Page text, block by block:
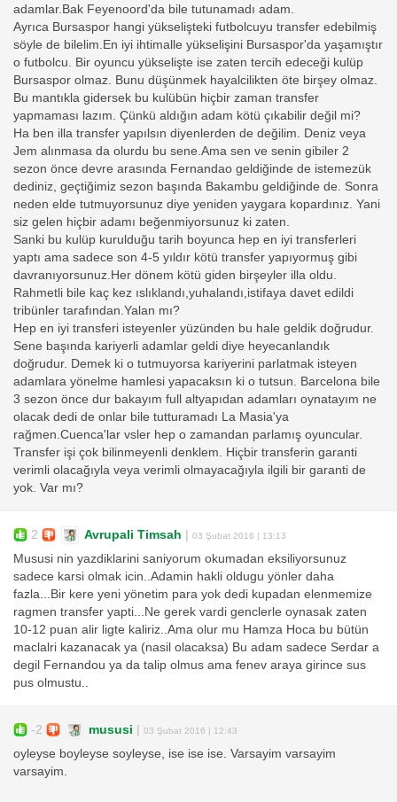
adamlar.Bak Feyenoord'da bile tutunamadı adam.
Ayrıca Bursaspor hangi yükselişteki futbolcuyu transfer edebilmiş
söyle de bilelim.En iyi ihtimalle yükselişini Bursaspor'da yaşamıştır
o futbolcu. Bir oyuncu yükselişte ise zaten tercih edeceği kulüp
Bursaspor olmaz. Bunu düşünmek hayalcilikten öte birşey olmaz.
Bu mantıkla gidersek bu kulübün hiçbir zaman transfer
yapmaması lazım. Çünkü aldığın adam kötü çıkabilir değil mi?
Ha ben illa transfer yapılsın diyenlerden de değilim. Deniz veya
Jem alınmasa da olurdu bu sene.Ama sen ve senin gibiler 2
sezon önce devre arasında Fernandao geldiğinde de istemezük
dediniz, geçtiğimiz sezon başında Bakambu geldiğinde de. Sonra
neden elde tutmuyorsunuz diye yeniden yaygara kopardınız. Yani
siz gelen hiçbir adamı beğenmiyorsunuz ki zaten.
Sanki bu kulüp kurulduğu tarih boyunca hep en iyi transferleri
yaptı ama sadece son 4-5 yıldır kötü transfer yapıyormuş gibi
davranıyorsunuz.Her dönem kötü giden birşeyler illa oldu.
Rahmetli bile kaç kez ıslıklandı,yuhalandı,istifaya davet edildi
tribünler tarafından.Yalan mı?
Hep en iyi transferi isteyenler yüzünden bu hale geldik doğrudur.
Sene başında kariyerli adamlar geldi diye heyecanlandık
doğrudur. Demek ki o tutmuyorsa kariyerini parlatmak isteyen
adamlara yönelme hamlesi yapacaksın ki o tutsun. Barcelona bile
3 sezon önce dur bakayım full altyapıdan adamları oynatayım ne
olacak dedi de onlar bile tutturamadı La Masia'ya
rağmen.Cuenca'lar vsler hep o zamandan parlamış oyuncular.
Transfer işi çok bilinmeyenli denklem. Hiçbir transferin garanti
verimli olacağıyla veya verimli olmayacağıyla ilgili bir garanti de
yok. Var mı?
2 Avrupali Timsah 03 Şubat 2016 | 13:13
Mususi nin yazdiklarini saniyorum okumadan eksiliyorsunuz
sadece karsi olmak icin..Adamin hakli oldugu yönler daha
fazla...Bir kere yeni yönetim para yok dedi kupadan elenmemize
ragmen transfer yapti...Ne gerek vardi genclerle oynasak zaten
10-12 puan alir ligte kaliriz..Ama olur mu Hamza Hoca bu bütün
maclalri kazanacak ya (nasil olacaksa) Bu adam sadece Serdar a
degil Fernandou ya da talip olmus ama fenev araya girince sus
pus olmustu..
-2 mususi 03 Şubat 2016 | 12:43
oyleyse boyleyse soyleyse, ise ise ise. Varsayim varsayim
varsayim.